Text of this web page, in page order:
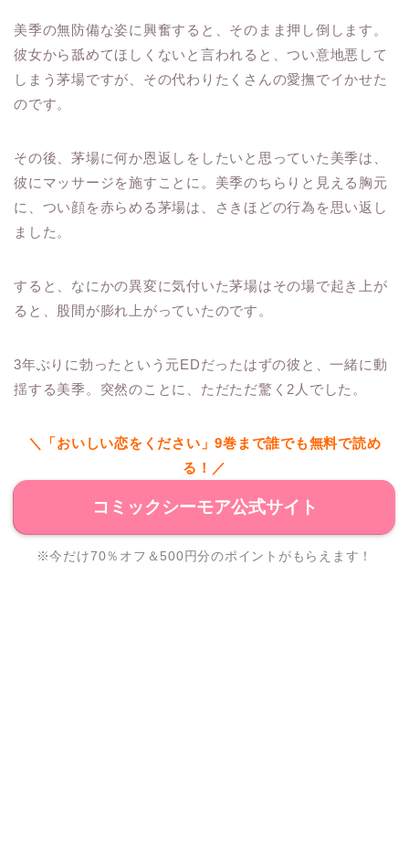
美季の無防備な姿に興奮すると、そのまま押し倒します。
彼女から舐めてほしくないと言われると、つい意地悪して
しまう茅場ですが、その代わりたくさんの愛撫でイかせた
のです。
その後、茅場に何か恩返しをしたいと思っていた美季は、
彼にマッサージを施すことに。美季のちらりと見える胸元
に、つい顔を赤らめる茅場は、さきほどの行為を思い返し
ました。
すると、なにかの異変に気付いた茅場はその場で起き上が
ると、股間が膨れ上がっていたのです。
3年ぶりに勃ったという元EDだったはずの彼と、一緒に動
揺する美季。突然のことに、ただただ驚く2人でした。
＼「おいしい恋をください」9巻まで誰でも無料で読め
る！／
コミックシーモア公式サイト
※今だけ70％オフ＆500円分のポイントがもらえます！